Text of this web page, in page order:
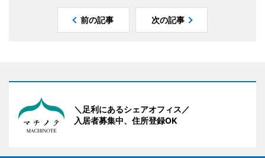
前の記事 次の記事
＼足利にあるシェアオフィス／
入居者募集中、住所登録OK